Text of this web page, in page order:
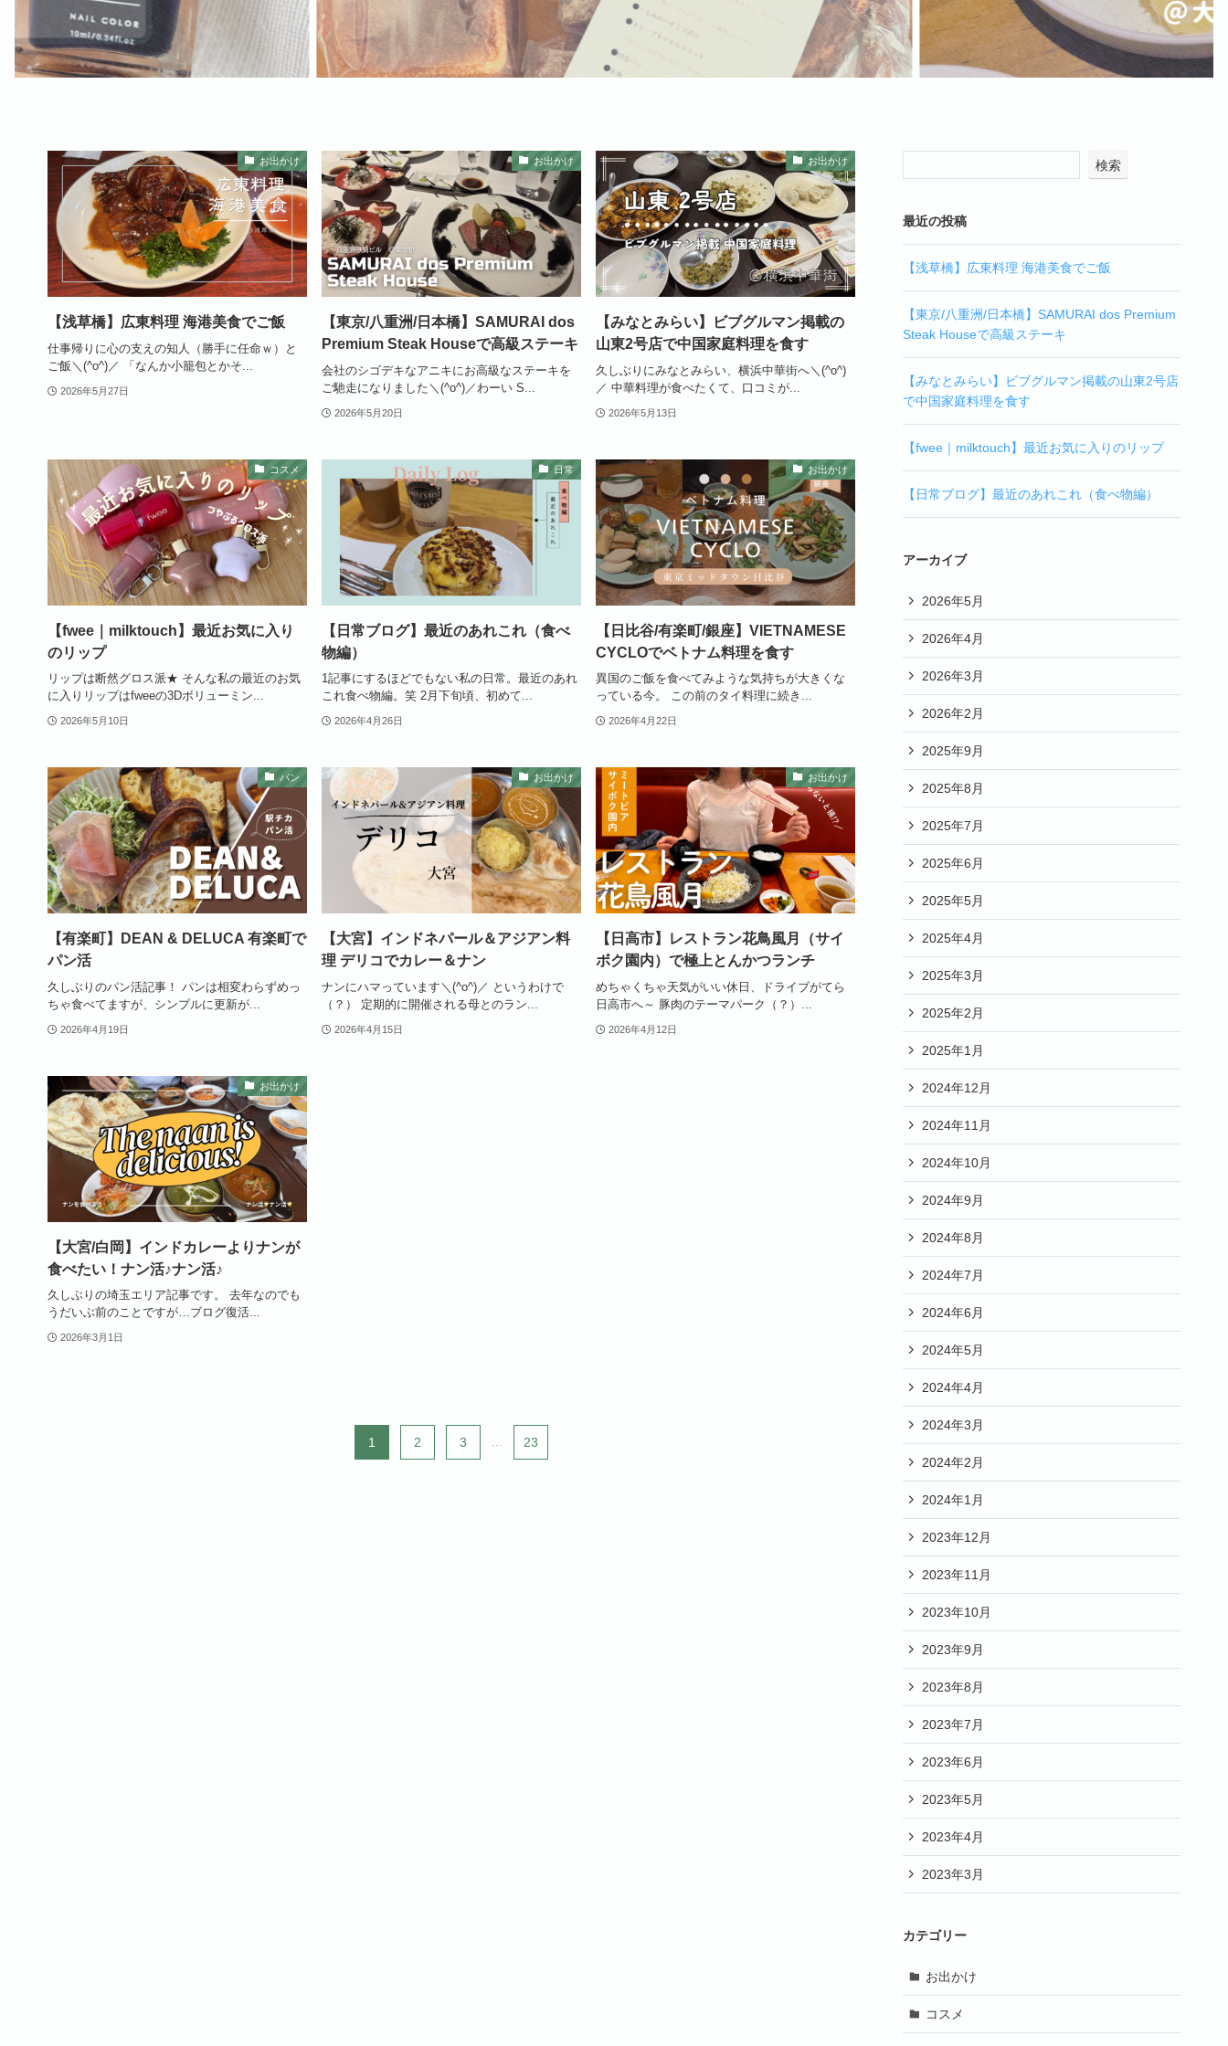
お出かけ
【浅草橋】広東料理 海港美食でご飯
仕事帰りに心の支えの知人（勝手に任命ｗ）と
ご飯＼(^o^)／ 「なんか小籠包とかそ...
2026年5月27日
お出かけ
【東京/八重洲/日本橋】SAMURAI dos
Premium Steak Houseで高級ステーキ
会社のシゴデキなアニキにお高級なステーキを
ご馳走になりました＼(^o^)／わーい S...
2026年5月20日
お出かけ
【みなとみらい】ビブグルマン掲載の
山東2号店で中国家庭料理を食す
久しぶりにみなとみらい、横浜中華街へ＼(^o^)
／ 中華料理が食べたくて、口コミが...
2026年5月13日
コスメ
【fwee｜milktouch】最近お気に入り
のリップ
リップは断然グロス派★ そんな私の最近のお気
に入りリップはfweeの3Dボリューミン...
2026年5月10日
日常
【日常ブログ】最近のあれこれ（食べ
物編）
1記事にするほどでもない私の日常。最近のあれ
これ食べ物編。笑 2月下旬頃、初めて...
2026年4月26日
お出かけ
【日比谷/有楽町/銀座】VIETNAMESE
CYCLOでベトナム料理を食す
異国のご飯を食べてみような気持ちが大きくな
っている今。 この前のタイ料理に続き...
2026年4月22日
パン
【有楽町】DEAN & DELUCA 有楽町で
パン活
久しぶりのパン活記事！ パンは相変わらずめっ
ちゃ食べてますが、シンプルに更新が...
2026年4月19日
お出かけ
【大宮】インドネパール＆アジアン料
理 デリコでカレー＆ナン
ナンにハマっています＼(^o^)／ というわけで
（？） 定期的に開催される母とのラン...
2026年4月15日
お出かけ
【日高市】レストラン花鳥風月（サイ
ボク園内）で極上とんかつランチ
めちゃくちゃ天気がいい休日、ドライブがてら
日高市へ～ 豚肉のテーマパーク（？）...
2026年4月12日
お出かけ
【大宮/白岡】インドカレーよりナンが
食べたい！ナン活♪ナン活♪
久しぶりの埼玉エリア記事です。 去年なのでも
うだいぶ前のことですが…ブログ復活...
2026年3月1日
1 2 3 ... 23
検索
最近の投稿
【浅草橋】広東料理 海港美食でご飯
【東京/八重洲/日本橋】SAMURAI dos Premium
Steak Houseで高級ステーキ
【みなとみらい】ビブグルマン掲載の山東2号店
で中国家庭料理を食す
【fwee｜milktouch】最近お気に入りのリップ
【日常ブログ】最近のあれこれ（食べ物編）
アーカイブ
2026年5月
2026年4月
2026年3月
2026年2月
2025年9月
2025年8月
2025年7月
2025年6月
2025年5月
2025年4月
2025年3月
2025年2月
2025年1月
2024年12月
2024年11月
2024年10月
2024年9月
2024年8月
2024年7月
2024年6月
2024年5月
2024年4月
2024年3月
2024年2月
2024年1月
2023年12月
2023年11月
2023年10月
2023年9月
2023年8月
2023年7月
2023年6月
2023年5月
2023年4月
2023年3月
カテゴリー
お出かけ
コスメ